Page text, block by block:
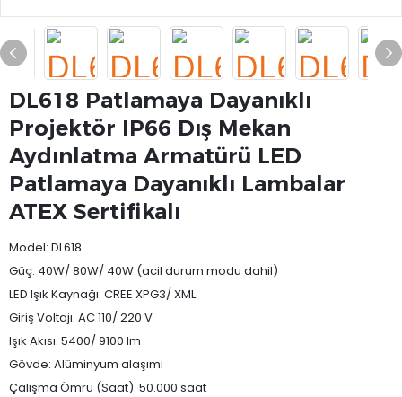
DL618 Patlamaya Dayanıklı
Projektör IP66 Dış Mekan
Aydınlatma Armatürü LED
Patlamaya Dayanıklı Lambalar
ATEX Sertifikalı
Model: DL618
Güç: 40W/ 80W/ 40W (acil durum modu dahil)
LED Işık Kaynağı: CREE XPG3/ XML
Giriş Voltajı: AC 110/ 220 V
Işık Akısı: 5400/ 9100 lm
Gövde: Alüminyum alaşımı
Çalışma Ömrü (Saat): 50.000 saat